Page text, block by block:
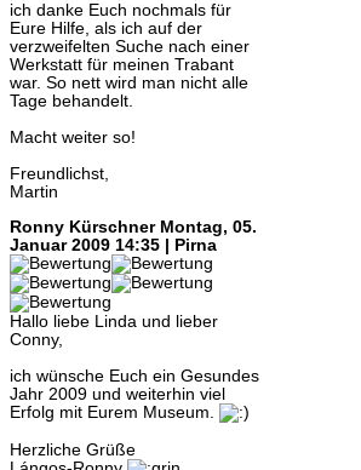
ich danke Euch nochmals für
Eure Hilfe, als ich auf der
verzweifelten Suche nach einer
Werkstatt für meinen Trabant
war. So nett wird man nicht alle
Tage behandelt.
Macht weiter so!
Freundlichst,
Martin
Ronny Kürschner Montag, 05.
Januar 2009 14:35 | Pirna
Hallo liebe Linda und lieber
Conny,
ich wünsche Euch ein Gesundes
Jahr 2009 und weiterhin viel
Erfolg mit Eurem Museum.
Herzliche Grüße